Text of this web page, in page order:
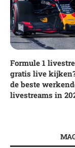
Formule 1
gratis live
de beste
livestreams in